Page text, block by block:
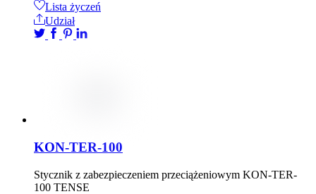
Lista życzeń
Udział
KON-TER-100
Stycznik z zabezpieczeniem przeciążeniowym KON-TER-
100 TENSE